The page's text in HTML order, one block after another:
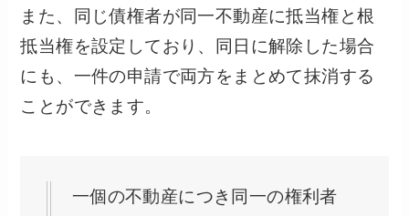
また、同じ債権者が同一不動産に抵当権と根
抵当権を設定しており、同日に解除した場合
にも、一件の申請で両方をまとめて抹消する
ことができます。
一個の不動産につき同一の権利者